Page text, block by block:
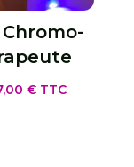
Chromo­
€ TTC